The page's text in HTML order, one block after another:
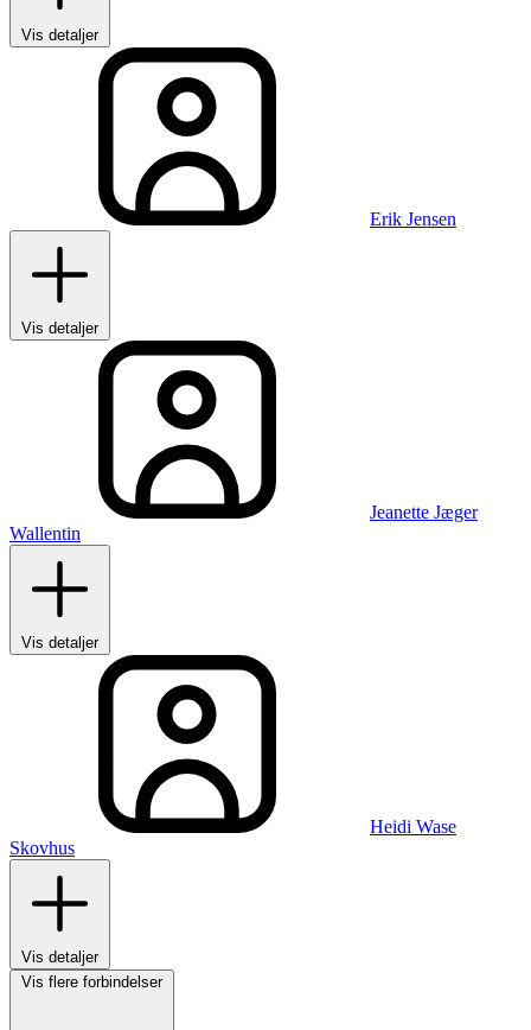
Vis detaljer
Erik Jensen
Vis detaljer
Jeanette Jæger
Wallentin
Vis detaljer
Heidi Wase
Skovhus
Vis detaljer
Vis flere forbindelser